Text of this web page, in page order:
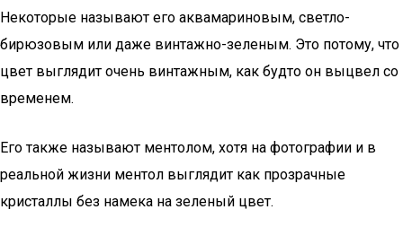
Некоторые называют его аквамариновым, светло-
бирюзовым или даже винтажно-зеленым. Это потому, что
цвет выглядит очень винтажным, как будто он выцвел со
временем.
Его также называют ментолом, хотя на фотографии и в
реальной жизни ментол выглядит как прозрачные
кристаллы без намека на зеленый цвет.